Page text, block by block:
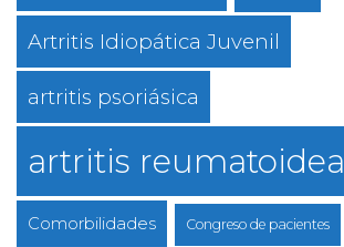
Artritis Idiopática Juvenil
artritis psoriásica
artritis reumatoidea
Comorbilidades Congreso de pacientes